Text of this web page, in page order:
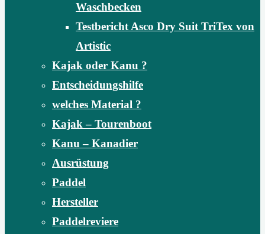
Waschbecken
Testbericht Asco Dry Suit TriTex von
Artistic
Kajak oder Kanu ?
Entscheidungshilfe
welches Material ?
Kajak – Tourenboot
Kanu – Kanadier
Ausrüstung
Paddel
Hersteller
Paddelreviere